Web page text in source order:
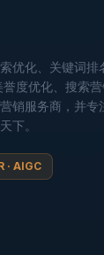
优化、关键词
度优化、搜索
销服务商，并专
下。
· AIGC